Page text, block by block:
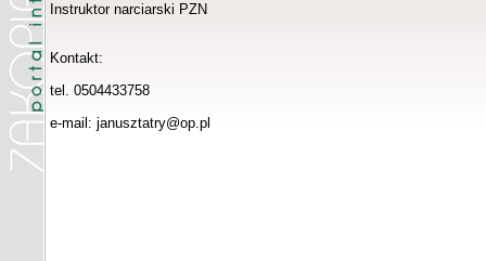
Instruktor narciarski PZN
Kontakt:
tel. 0504433758
e-mail: janusztatry@op.pl